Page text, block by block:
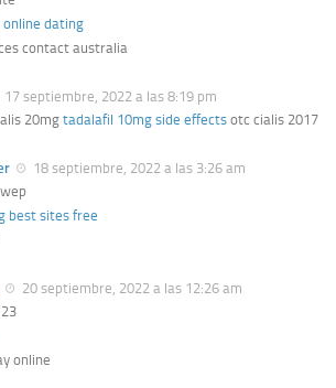
dating
contact australia
17 septiembre, 2022 a las 8:19 pm
20mg tadalafil 10mg side effects otc cialis 2017
18 septiembre, 2022 a las 3:26 am
best sites free
20 septiembre, 2022 a las 12:26 am
online